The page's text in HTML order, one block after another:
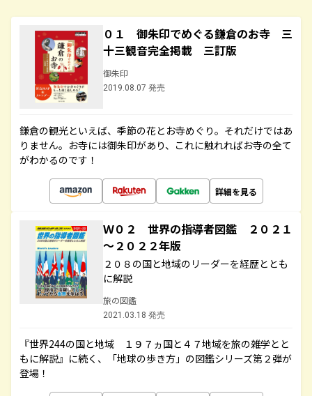
０１ 御朱印でめぐる鎌倉のお寺 三
十三観音完全掲載 三訂版
御朱印
2019.08.07 発売
鎌倉の観光といえば、季節の花とお寺めぐり。それだけではあ
りません。お寺には御朱印があり、これに触れればお寺の全て
がわかるのです！
詳細を見る
Ｗ０２ 世界の指導者図鑑 ２０２１
～２０２２年版
２０８の国と地域のリーダーを経歴ととも
に解説
旅の図鑑
2021.03.18 発売
『世界244の国と地域 １９７ヵ国と４７地域を旅の雑学とと
もに解説』に続く、「地球の歩き方」の図鑑シリーズ第２弾が
登場！